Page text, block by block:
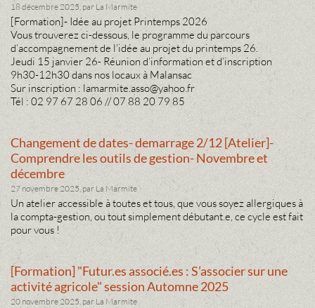
18 décembre 2025, par La Marmite
[Formation]- Idée au projet Printemps 2026
Vous trouverez ci-dessous, le programme du parcours
d’accompagnement de l’idée au projet du printemps 26.
Jeudi 15 janvier 26- Réunion d’information et d’inscription
9h30-12h30 dans nos locaux à Malansac
Sur inscription : lamarmite.asso@yahoo.fr
Tél : 02 97 67 28 06 // 07 88 20 79 85
Changement de dates- demarrage 2/12 [Atelier]-
Comprendre les outils de gestion- Novembre et
décembre
27 novembre 2025, par La Marmite
Un atelier accessible à toutes et tous, que vous soyez allergiques à
la compta-gestion, ou tout simplement débutant.e, ce cycle est fait
pour vous !
[Formation] "Futur.es associé.es : S’associer sur une
activité agricole" session Automne 2025
20 novembre 2025, par La Marmite